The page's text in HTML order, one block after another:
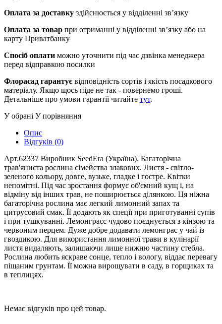
Оплата за доставку здійснюється у відділенні зв’язку
Оплата за товар при отриманні у відділенні зв’язку або на
карту Приватбанку
Спосіб оплати можно уточнити під час дзвінка менеджера
перед відправкою посилки
Флорасад гарантує відповідність сортів і якість посадкового
матеріалу. Якщо щось піде не так - повернемо гроші.
Детальніше про умови гарантії читайте тут.
У обрані У порівняння
Опис
Відгуків (0)
Арт.62337 Виробник SeedEra (Україна). Багаторічна
трав'яниста рослина сімейства злакових. Листя - світло-
зеленого кольору, довге, вузьке, гладке і гостре. Квітки
непомітні. Під час зростання формує об'ємний кущ і, на
відміну від інших трав, не поширюється ділянкою. Ця ніжна
багаторічна рослина має легкий лимонний запах та
цитрусовий смак. Її додають як спеції при приготуванні супів
і при тушкуванні. Лемонграсс чудово поєднується з кінзою та
червоним перцем. Дуже добре додавати лемонграс у чай із
гвоздикою. Для використання лимонної трави в кулінарії
листя видаляють, залишаючи лише нижню частину стебла.
Рослина любить яскраве сонце, тепло і вологу, віддає перевагу
піщаним грунтам. Її можна вирощувати в саду, в горщиках та
в теплицях.
Немає відгуків про цей товар.